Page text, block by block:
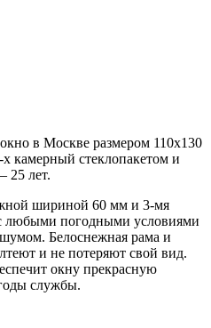
в Москве размером 110x130
камерный стеклопакетом и
25 лет.
шириной 60 мм и 3-мя
любыми погодными условиями
Белоснежная рама и
и не потеряют свой вид.
окну прекрасную
службы.